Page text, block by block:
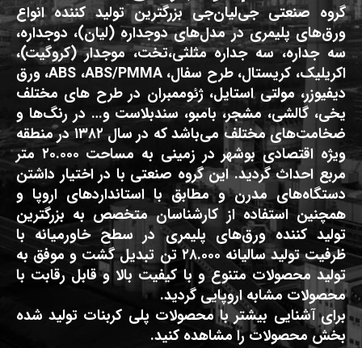
گروه صنعتی جی‌لیان‌جی بزرگترین تولید کننده انواع
ورق‌های پلیمری در مدل‌های دوجداره (لیان)، دوجداره،
سه جداره، سه جداره مثلثی،تخت، موجدار (کروگیت)،
اکریلیک، کریستال، طرح سفال، ABS ،ABS/PMMA، ورق
دیفیوزر، مولتی استایل، ژئوممبران در طرح های مختلف
یخی، گالشی، مشجر، بامبو، سندبلاست و… در رنگ‌ها و
ضخامت‌های مختلف می‌باشد که در سال ۱۳۸۲ در منطقه
ویژه اقتصادی بوشهر در زمینی به مساحت ۲۰.۰۰۰ متر
مربع احداث گردید. این گروه صنعتی با در اختیار داشتن
دستگاه‌های مدرن و مطابق با استانداردهای اروپا و
همچنین استفاده از کارشناسان متخصص به بزرگترین
تولید کننده ورق‌های پلیمری در سطح خاورمیانه با
ظرفیت تولید سالیانه ۲۸.۰۰۰ تن تبدیل گشت و موفق به
تولید محصولات متنوع و با کیفیت بالا و قابل رقابت با
محصولات مشابه اروپایی گردید.
برای آشنایی بیشتر با محصولات پلی کربنات تولید شده
بخش محصولات را مشاهده کنید.